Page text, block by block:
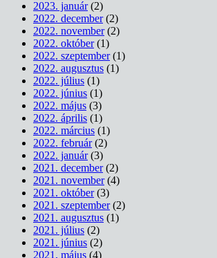
2023. január(2)
2022. december(2)
2022. november(2)
2022. október(1)
2022. szeptember(1)
2022. augusztus (1)
2022. július (1)
2022. június (1)
2022. május (3)
2022. április (1)
2022. március (1)
2022. február(2)
2022. január(3)
2021. december(2)
2021. november(4)
2021. október(3)
2021. szeptember(2)
2021. augusztus (1)
2021. július (2)
2021. június (2)
2021. május (4)